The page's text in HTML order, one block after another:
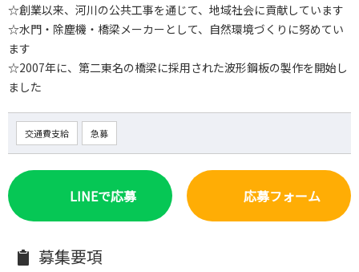
☆創業以来、河川の公共工事を通じて、地域社会に貢献しています
☆水門・除塵機・橋梁メーカーとして、自然環境づくりに努めてい
ます
☆2007年に、第二東名の橋梁に採用された波形鋼板の製作を開始し
ました
交通費支給 急募
LINEで応募 応募フォーム
募集要項